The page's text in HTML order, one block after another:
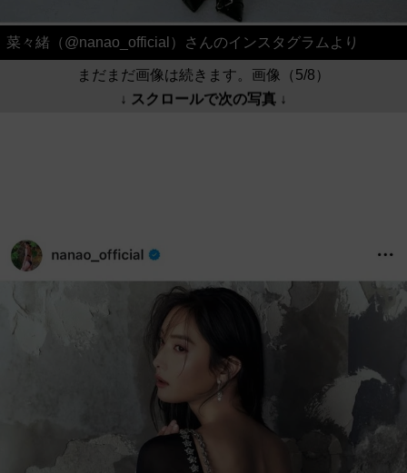
菜々緒（@nanao_official）さんのインスタグラムより
まだまだ画像は続きます。画像（5/8）
↓ スクロールで次の写真 ↓